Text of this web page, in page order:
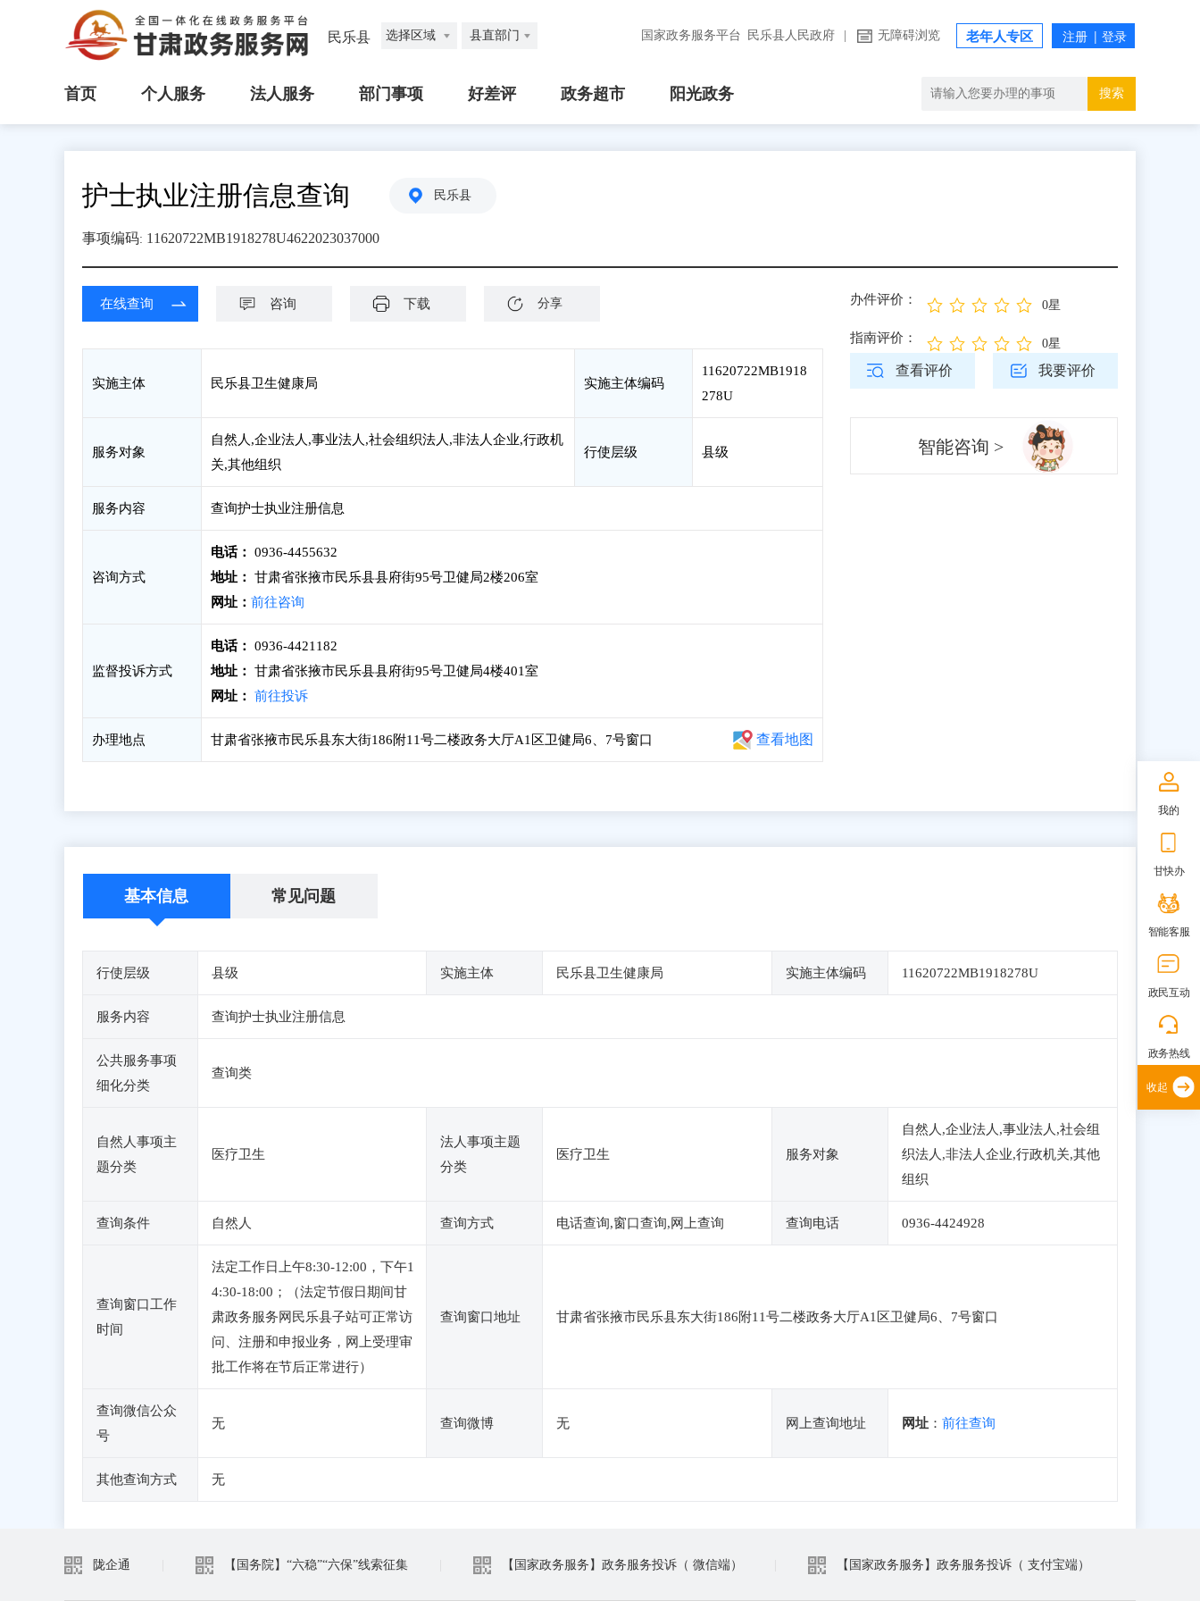
民乐县 选择区域 县直部门 国家政务服务平台 民乐县人民政府 无障碍浏览 老年人专区
首页 个人服务 法人服务 部门事项 好差评 政务超市 阳光政务 搜索
护士执业注册信息查询 民乐县
事项编码: 11620722MB1918278U4622023037000
在线查询 咨询 下载 分享
实施主体 民乐县卫生健康局 实施主体编码
11620722MB1918
278U
服务对象
自然人,企业法人,事业法人,社会组织法人,非法人企业,行政机
关,其他组织
行使层级 县级
服务内容 查询护士执业注册信息
咨询方式
电话：
0936-4455632
地址：
甘肃省张掖市民乐县县府街95号卫健局2楼206室
网址： 前往咨询
监督投诉方式
电话：
0936-4421182
地址：
甘肃省张掖市民乐县县府街95号卫健局4楼401室
网址：
前往投诉
办理地点 甘肃省张掖市民乐县东大街186附11号二楼政务大厅A1区卫健局6、7号窗口 查看地图
办件评价： 0星
指南评价： 0星
查看评价 我要评价
智能咨询 >
基本信息 常见问题
行使层级 县级 实施主体 民乐县卫生健康局 实施主体编码 11620722MB1918278U
服务内容 查询护士执业注册信息
公共服务事项
细化分类
查询类
自然人事项主
题分类
医疗卫生
法人事项主题
分类
医疗卫生 服务对象
自然人,企业法人,事业法人,社会组
织法人,非法人企业,行政机关,其他
组织
查询条件 自然人 查询方式 电话查询,窗口查询,网上查询 查询电话 0936-4424928
查询窗口工作
时间
法定工作日上午8:30-12:00，下午1
4:30-18:00；（法定节假日期间甘
肃政务服务网民乐县子站可正常访
问、注册和申报业务，网上受理审
批工作将在节后正常进行）
查询窗口地址 甘肃省张掖市民乐县东大街186附11号二楼政务大厅A1区卫健局6、7号窗口
查询微信公众
号
无 查询微博 无 网上查询地址 网址 ： 前往查询
其他查询方式 无
陇企通 【国务院】“六稳”“六保”线索征集 【国家政务服务】政务服务投诉（ 微信端） 【国家政务服务】政务服务投诉（ 支付宝端）
我的
甘快办
智能客服
政民互动
政务热线
收起